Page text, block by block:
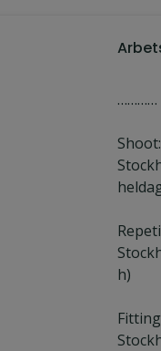
…………
h)